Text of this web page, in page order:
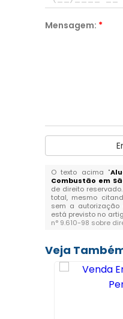
Mensagem: *
O texto acima "
Combustão em
de direito
total, mesmo
sem a
está previsto no
n° 9.610-98 sobre
Veja